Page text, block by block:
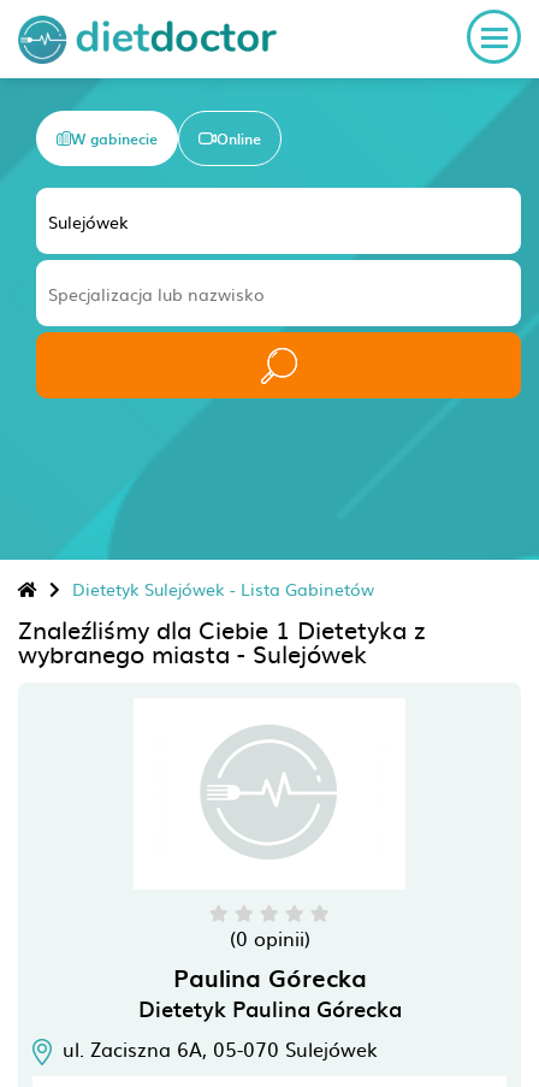
W gabinecie Online
Dietetyk Sulejówek - Lista Gabinetów
Znaleźliśmy dla Ciebie 1 Dietetyka z
wybranego miasta - Sulejówek
(0 opinii)
Paulina Górecka
Dietetyk Paulina Górecka
ul. Zaciszna 6A, 05-070 Sulejówek